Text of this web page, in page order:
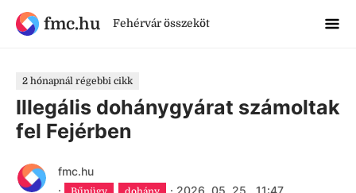
fmc.hu Fehérvár összeköt
2 hónapnál régebbi cikk
Illegális dohánygyárat számoltak
fel Fejérben
fmc.hu
·
· 2026. 05. 25., 11:47